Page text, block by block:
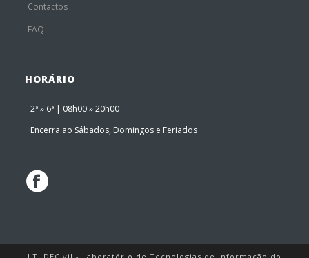
Contactos
FAQ
HORÁRIO
2ª » 6ª | 08h00 » 20h00
Encerra ao Sábados, Domingos e Feriados